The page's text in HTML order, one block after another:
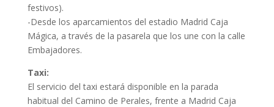
festivos).
-Desde los aparcamientos del estadio Madrid Caja
Mágica, a través de la pasarela que los une con la calle
Embajadores.
Taxi:
El servicio del taxi estará disponible en la parada
habitual del Camino de Perales, frente a Madrid Caja